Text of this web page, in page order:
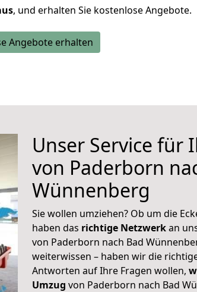
, und erhalten Sie kostenlose Angebote.
Angebote erhalten
Unser Service für
von Paderborn
Wünnenberg
Sie wollen umziehen? Ob um die
haben das richtige Netzwerkan
von Paderborn nach Bad
weiterwissen – haben wir die
Antworten auf Ihre Fragen wollen,
Umzug von Paderborn nach Bad